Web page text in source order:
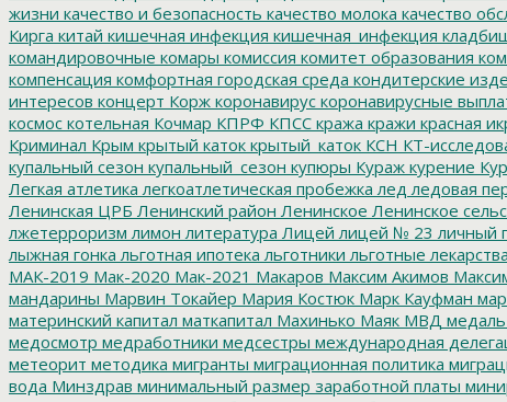
жизни качество и безопасность качество молока качество
Кирга китай кишечная инфекция кишечная_инфекция
командировочные комары комиссия комитет образования
компенсация комфортная городская среда кондитерские
интересов концерт Корж коронавирус коронавирусные
космос котельная Кочмар КПРФ КПСС кража кражи красная
Криминал Крым крытый каток крытый_каток КСН КТ-
купальный сезон купальный_сезон купюры Кураж курение
Легкая атлетика легкоатлетическая пробежка лед ледовая
Ленинская ЦРБ Ленинский район Ленинское Ленинское
лжетерроризм лимон литература Лицей лицей № 23 личный
лыжная гонка льготная ипотека льготники льготные лекарства
МАК-2019 Мак-2020 Мак-2021 Макаров Максим Акимов
мандарины Марвин Токайер Мария Костюк Марк Кауфман
материнский капитал маткапитал Махинько Маяк МВД медаль
медосмотр медработники медсестры международная
метеорит методика мигранты миграционная политика
вода Минздрав минимальный размер заработной платы